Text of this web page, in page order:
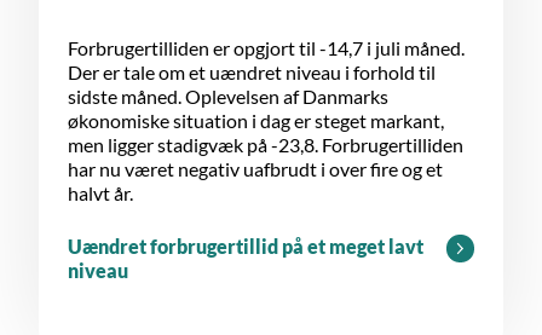
Forbrugertilliden er opgjort til -14,7 i juli måned.
Der er tale om et uændret niveau i forhold til
sidste måned. Oplevelsen af Danmarks
økonomiske situation i dag er steget markant,
men ligger stadigvæk på -23,8. Forbrugertilliden
har nu været negativ uafbrudt i over fire og et
halvt år.
Uændret forbrugertillid på et meget lavt
niveau